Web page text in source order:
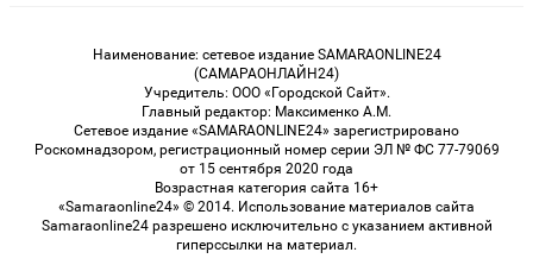
Наименование: сетевое издание SAMARAONLINE24
(САМАРАОНЛАЙН24)
Учредитель: ООО «Городской Сайт».
Главный редактор: Максименко А.М.
Сетевое издание «SAMARAONLINE24» зарегистрировано
Роскомнадзором, регистрационный номер серии ЭЛ № ФС 77-79069
от 15 сентября 2020 года
Возрастная категория сайта 16+
«Samaraonline24» © 2014. Использование материалов сайта
Samaraonline24 разрешено исключительно с указанием активной
гиперссылки на материал.